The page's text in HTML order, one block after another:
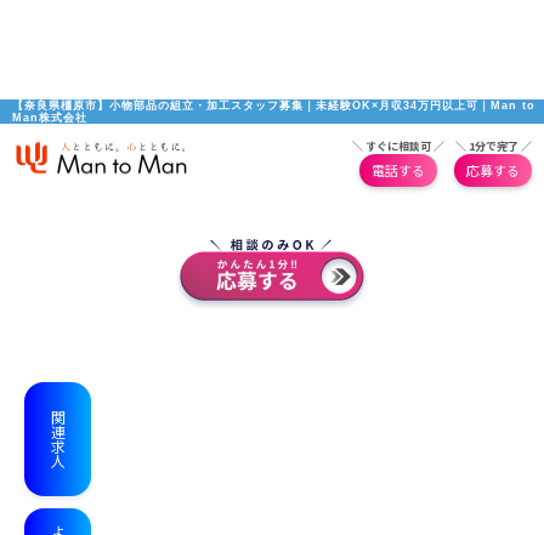
【奈良県橿原市】小物部品の組立・加工スタッフ募集｜未経験OK×月収34万円以上可｜Man to
Man株式会社
＼ すぐに相談可 ／
電話する
＼ 1分で完了 ／
応募する
関連求人